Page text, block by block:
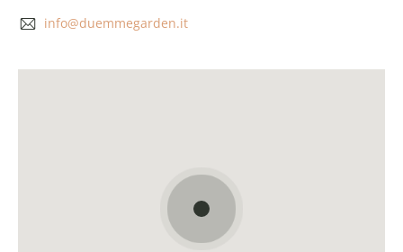
info@duemmegarden.it